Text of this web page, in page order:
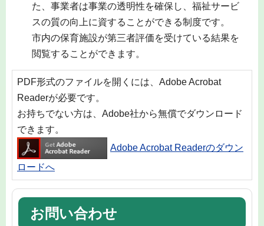
た、事業者は事業の透明性を確保し、福祉サービ
スの質の向上に資することができる制度です。
市内の保育施設が第三者評価を受けている結果を
閲覧することができます。
PDF形式のファイルを開くには、Adobe Acrobat
Readerが必要です。
お持ちでない方は、Adobe社から無償でダウンロード
できます。
Adobe Acrobat Readerのダウン
ロードへ
お問い合わせ